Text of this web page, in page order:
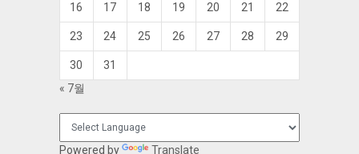
16 17 18 19 20 21 22
23 24 25 26 27 28 29
30
31
« 7월
Powered by Translate